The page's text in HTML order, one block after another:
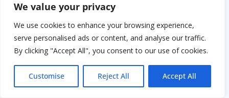
We value your privacy
We use cookies to enhance your browsing experience,
serve personalised ads or content, and analyse our traffic.
By clicking "Accept All", you consent to our use of cookies.
Customise Reject All Accept All
действительно перевернул мою жизнь.
В тот день у нас дома пахло хвоей, печёными
яблоками и корицей. Снег хлопьями падал за окном, а
я, держа в руках коробку с PlayStation, чувствовала,
откладывать каждую мелочь из чаевых — это было